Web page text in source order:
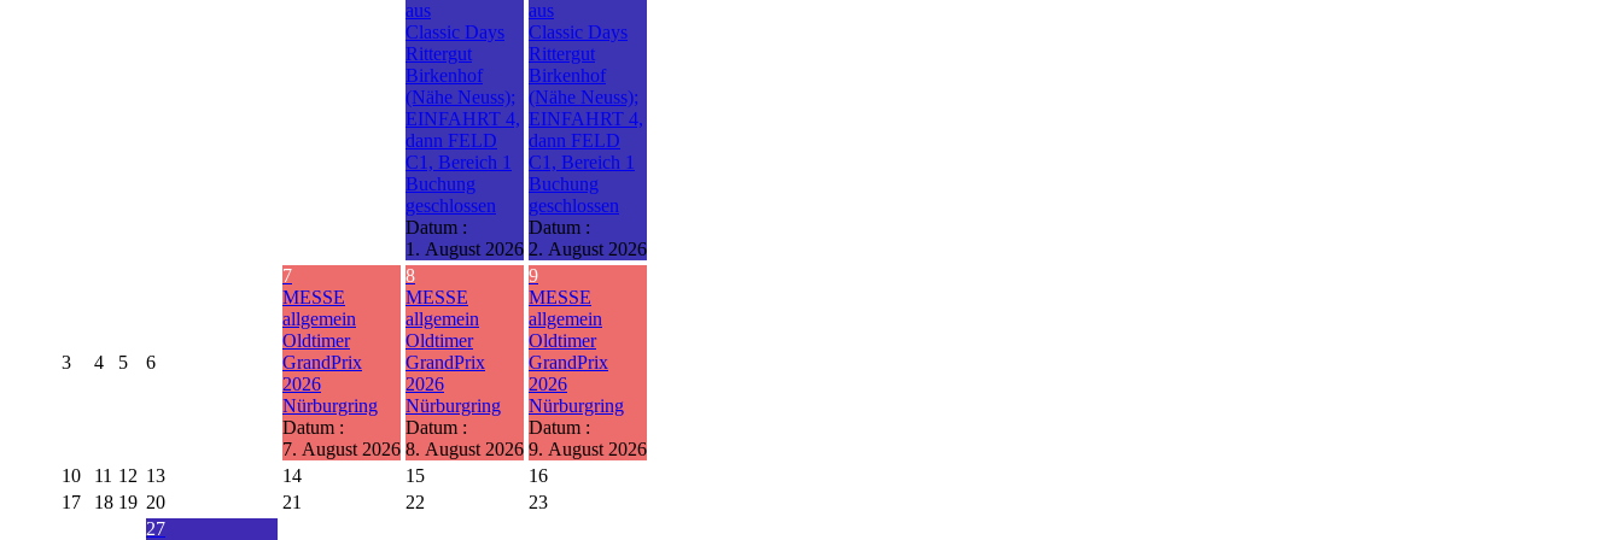
aus
Classic Days
Rittergut
Birkenhof
(Nähe Neuss);
EINFAHRT 4,
dann FELD
C1, Bereich 1
Buchung
geschlossen
Datum :
1. August 2026
aus
Classic Days
Rittergut
Birkenhof
(Nähe Neuss);
EINFAHRT 4,
dann FELD
C1, Bereich 1
Buchung
geschlossen
Datum :
2. August 2026
3 4 5 6
7
MESSE
allgemein
Oldtimer
GrandPrix
2026
Nürburgring
Datum :
7. August 2026
8
MESSE
allgemein
Oldtimer
GrandPrix
2026
Nürburgring
Datum :
8. August 2026
9
MESSE
allgemein
Oldtimer
GrandPrix
2026
Nürburgring
Datum :
9. August 2026
10
11 12 13 14 15
16
17
18 19 20 21 22
23
27